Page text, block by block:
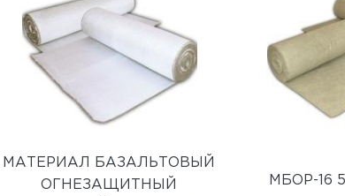
МАТЕРИАЛ БАЗАЛЬТОВЫЙ
ОГНЕЗАЩИТНЫЙ
МБОР-16